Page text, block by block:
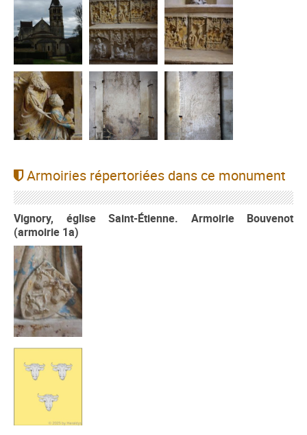
Armoiries répertoriées dans ce monument
Vignory, église Saint-Étienne. Armoirie Bouvenot
(armoirie 1a)